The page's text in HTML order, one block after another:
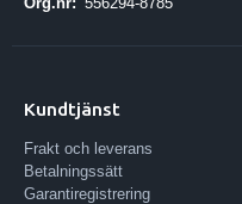
Kundtjänst
Frakt och leverans
Betalningssätt
Garantiregistrering